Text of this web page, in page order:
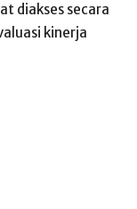
diakses secara
kinerja